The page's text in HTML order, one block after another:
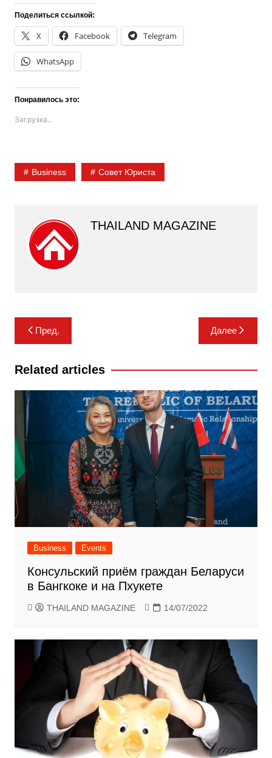
Поделиться ссылкой:
X Facebook Telegram
WhatsApp
Понравилось это:
Загрузка...
Business Совет Юриста
THAILAND MAGAZINE
Навигация
по
записям
Пред. Далее
Related articles
Business Events
Консульский приём граждан Беларуси
в Бангкоке и на Пхукете
THAILAND MAGAZINE 14/07/2022